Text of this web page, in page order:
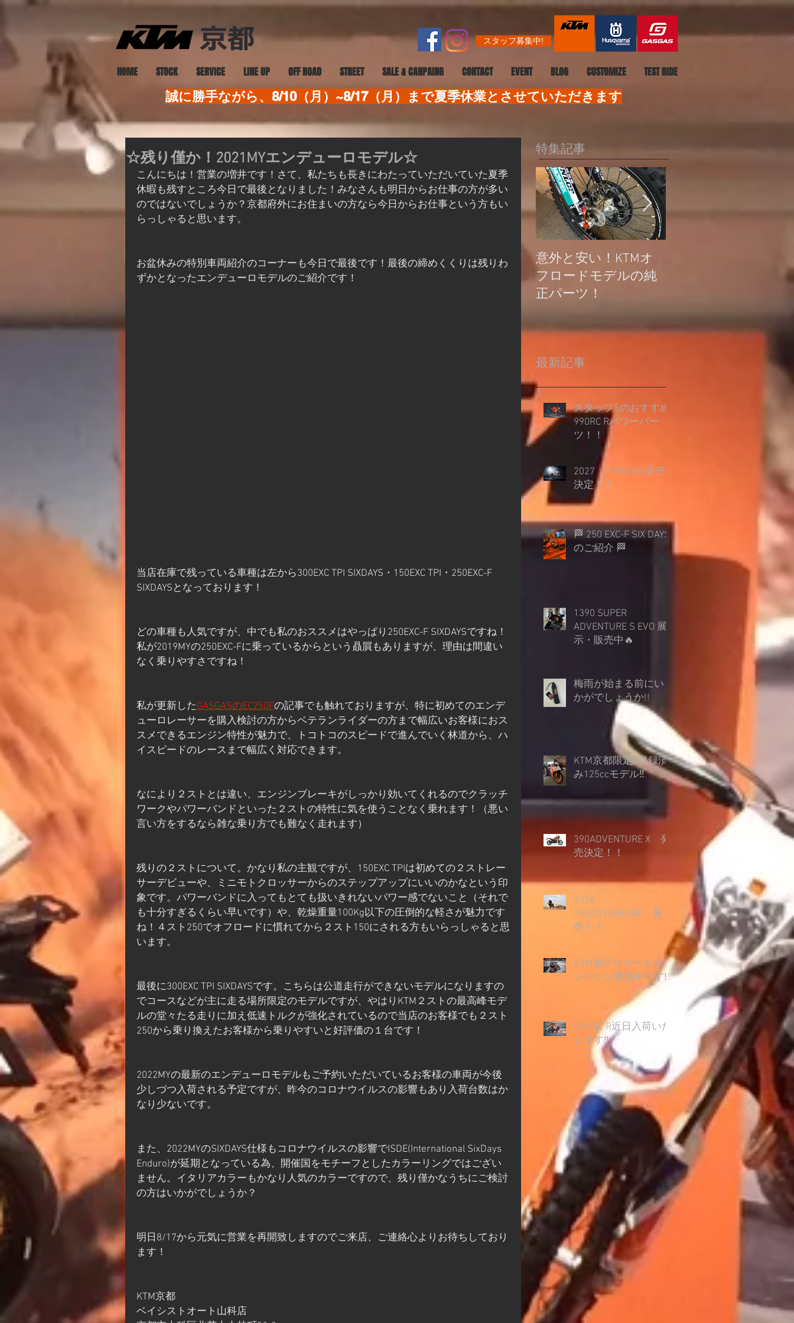
スタッフ募集中!
HOME STOCK SERVICE LINE UP OFF ROAD STREET SALE & CANPAING CONTACT EVENT BLOG CUSTOMIZE TEST RIDE
誠に勝手ながら、8/10（月）~8/17（月）まで夏季休業とさせていただきます
☆残り僅か！2021MYエンデューロモデル☆
こんにちは！営業の増井です！さて、私たちも長きにわたっていただいていた夏季
休暇も残すところ今日で最後となりました！みなさんも明日からお仕事の方が多い
のではないでしょうか？京都府外にお住まいの方なら今日からお仕事という方もい
らっしゃると思います。
お盆休みの特別車両紹介のコーナーも今日で最後です！最後の締めくくりは残りわ
ずかとなったエンデューロモデルのご紹介です！
当店在庫で残っている車種は左から300EXC TPI SIXDAYS・150EXC TPI・250EXC-F
SIXDAYSとなっております！
どの車種も人気ですが、中でも私のおススメはやっぱり250EXC-F SIXDAYSですね！
私が2019MYの250EXC-Fに乗っているからという贔屓もありますが、理由は間違い
なく乗りやすさですね！
私が更新したGASGASのEC250Fの記事でも触れておりますが、特に初めてのエンデ
ューロレーサーを購入検討の方からベテランライダーの方まで幅広いお客様におス
スメできるエンジン特性が魅力で、トコトコのスピードで進んでいく林道から、ハ
イスピードのレースまで幅広く対応できます。
なにより２ストとは違い、エンジンブレーキがしっかり効いてくれるのでクラッチ
ワークやパワーバンドといった２ストの特性に気を使うことなく乗れます！（悪い
言い方をするなら雑な乗り方でも難なく走れます）
残りの２ストについて。かなり私の主観ですが、150EXC TPIは初めての２ストレー
サーデビューや、ミニモトクロッサーからのステップアップにいいのかなという印
象です。パワーバンドに入ってもとても扱いきれないパワー感でないこと（それで
も十分すぎるくらい早いです）や、乾燥重量100Kg以下の圧倒的な軽さが魅力です
ね！４スト250でオフロードに慣れてから２スト150にされる方もいらっしゃると思
います。
最後に300EXC TPI SIXDAYSです。こちらは公道走行ができないモデルになりますの
でコースなどが主に走る場所限定のモデルですが、やはりKTM２ストの最高峰モデ
ルの堂々たる走りに加え低速トルクが強化されているので当店のお客様でも２スト
250から乗り換えたお客様から乗りやすいと好評価の１台です！
2022MYの最新のエンデューロモデルもご予約いただいているお客様の車両が今後
少しづつ入荷される予定ですが、昨今のコロナウイルスの影響もあり入荷台数はか
なり少ないです。
また、2022MYのSIXDAYS仕様もコロナウイルスの影響でISDE(International SixDays
Enduro)が延期となっている為、開催国をモチーフとしたカラーリングではござい
ません。イタリアカラーもかなり人気のカラーですので、残り僅かなうちにご検討
の方はいかがでしょうか？
明日8/17から元気に営業を再開致しますのでご来店、ご連絡心よりお待ちしており
ます！
KTM京都
ベイシストオート山科店
特集記事
意外と安い！KTMオ
フロードモデルの純
正パーツ！
最新記事
スタッフSのおすすめ
990RC Rパワーパー
ツ！！
2027 790DUKE発売
決定！！
🏁 250 EXC-F SIX DAYS
のご紹介 🏁
1390 SUPER
ADVENTURE S EVO 展
示・販売中🔥
梅雨が始まる前にい
かがでしょうか︎!!
KTM京都限定‼登録済
み125ccモデル‼
390ADVENTURE X 発
売決定！！
2026
790ADVENTURE 発
売！！
KTM免許サポートキャ
ンペーン実施中です‼
990 RC R近日入荷いた
します‼